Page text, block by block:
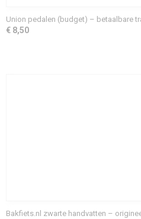
Union pedalen (budget) – betaalbare
€ 8,50
Bakfiets.nl zwarte handvatten –